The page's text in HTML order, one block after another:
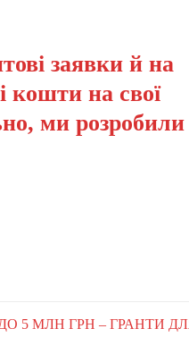
заявки й на
кошти на свої
ми
5 МЛН ГРН – ГРАНТИ